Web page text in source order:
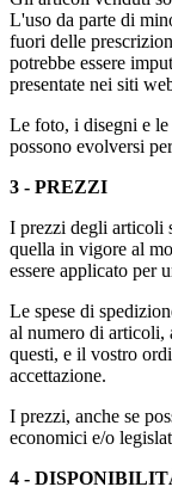
L'uso da parte di
fuori delle
potrebbe essere
presentate nei siti
Le foto, i disegni e
possono evolversi
3 - PREZZI
I prezzi degli articoli
quella in vigore al
essere applicato per
Le spese di
al numero di articoli,
questi, e il vostro
accettazione.
I prezzi, anche se
economici e/o
4 -